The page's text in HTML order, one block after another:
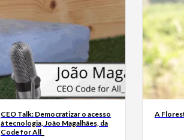
CEO Talk: Democratizar o acesso
à tecnologia, João Magalhães, da
Code for All_
A